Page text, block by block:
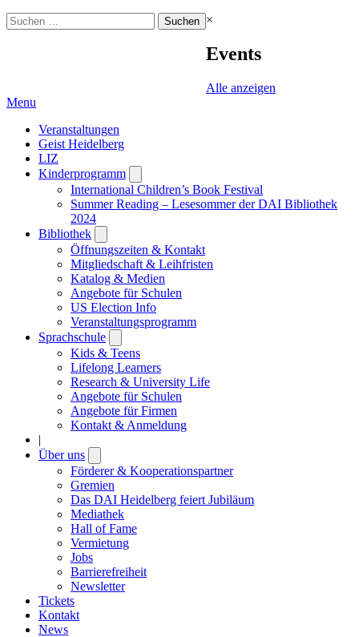
Suchen
nach:
×
Events
Alle anzeigen
Menu
Veranstaltungen
Geist Heidelberg
LIZ
Kinderprogramm
submenu
International Children’s Book Festival
Summer Reading – Lesesommer der DAI Bibliothek
2024
Bibliothek
submenu
Öffnungszeiten & Kontakt
Mitgliedschaft & Leihfristen
Katalog & Medien
Angebote für Schulen
US Election Info
Veranstaltungsprogramm
Sprachschule
submenu
Kids & Teens
Lifelong Learners
Research & University Life
Angebote für Schulen
Angebote für Firmen
Kontakt & Anmeldung
|
Über uns
submenu
Förderer & Kooperationspartner
Gremien
Das DAI Heidelberg feiert Jubiläum
Mediathek
Hall of Fame
Vermietung
Jobs
Barrierefreiheit
Newsletter
Tickets
Kontakt
News